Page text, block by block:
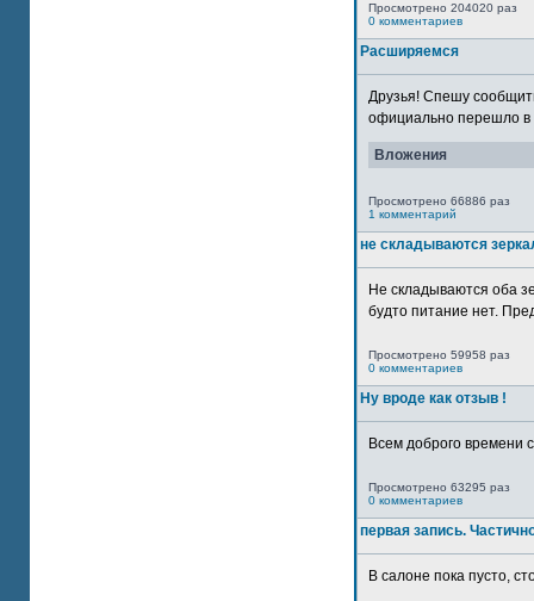
Просмотрено 204020 раз
0 комментариев
Расширяемся
Друзья! Спешу
официально перешло в
Вложения
Просмотрено 66886 раз
1 комментарий
не складываются
Не складываются оба
будто питание нет.
Просмотрено 59958 раз
0 комментариев
Ну вроде как отзыв !
Всем доброго времени
Просмотрено 63295 раз
0 комментариев
первая запись.
В салоне пока пусто,